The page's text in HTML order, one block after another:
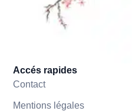
Accés rapides
Contact
Mentions légales